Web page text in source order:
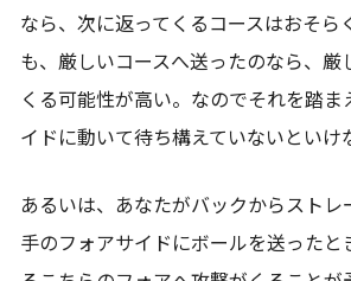
なら、次に返ってくるコースはおそら
も、厳しいコースへ送ったのなら、厳
くる可能性が高い。なのでそれを踏ま
イドに動いて待ち構えていないといけ
あるいは、あなたがバックからストレ
手のフォアサイドにボールを送ったと